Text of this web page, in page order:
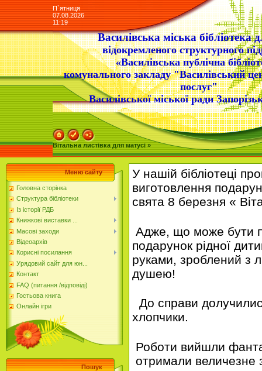
П`ятниця
07.08.2026
11:19
Василівська міська бібліотека
відокремленого структурного
«Василівська публічна
комунального закладу "Василівський
послуг"
Василівської міської ради
Вітальна листівка для матусі »
Меню сайту
Головна сторінка
Структура бібліотеки
Із історії РДБ
Книжкові виставки ...
Масові заходи
Відеоархів
Корисні посилання
Урядовий сайт для юн...
Контакт
FAQ (питання /відповіді)
Гостьова книга
Онлайн ігри
Пошук
У нашій бібліотеці
виготовлення
свята 8 березня «
Адже, що може бути
подарунок рідної
руками, зроблений
душею!
До справи
хлопчики.
Роботи вийшли
отримали величезне